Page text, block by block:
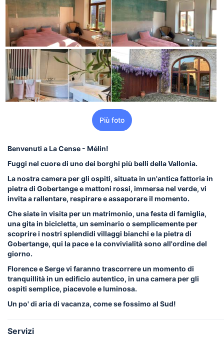
Più foto
Benvenuti a La Cense - Mélin!
Fuggi nel cuore di uno dei borghi più belli della Vallonia.
La nostra camera per gli ospiti, situata in un'antica fattoria in
pietra di Gobertange e mattoni rossi, immersa nel verde, vi
invita a rallentare, respirare e assaporare il momento.
Che siate in visita per un matrimonio, una festa di famiglia,
una gita in bicicletta, un seminario o semplicemente per
scoprire i nostri splendidi villaggi bianchi e la pietra di
Gobertange, qui la pace e la convivialità sono all'ordine del
giorno.
Florence e Serge vi faranno trascorrere un momento di
tranquillità in un edificio autentico, in una camera per gli
ospiti semplice, piacevole e luminosa.
Un po' di aria di vacanza, come se fossimo al Sud!
Servizi